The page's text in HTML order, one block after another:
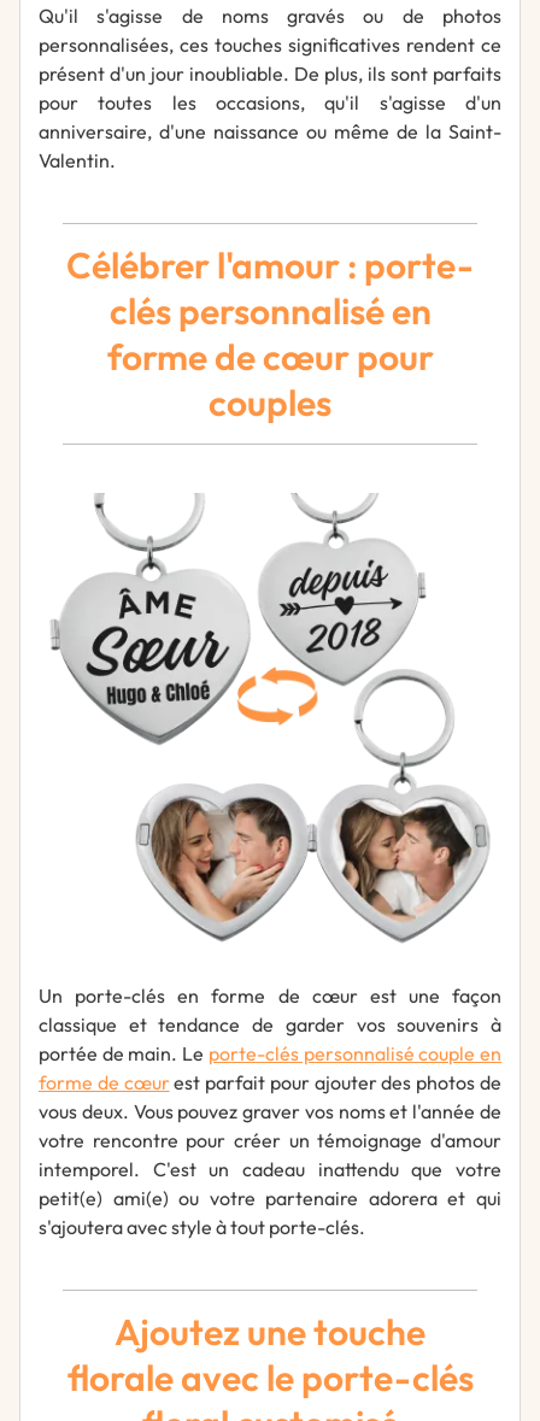
Qu'il s'agisse de noms gravés ou de photos
personnalisées, ces touches significatives rendent ce
présent d'un jour inoubliable. De plus, ils sont parfaits
pour toutes les occasions, qu'il s'agisse d'un
anniversaire, d'une naissance ou même de la Saint-
Valentin.
Célébrer l'amour : porte-
clés personnalisé en
forme de cœur pour
couples
Un porte-clés en forme de cœur est une façon
classique et tendance de garder vos souvenirs à
portée de main. Le porte-clés personnalisé couple en
forme de cœurest parfait pour ajouter des photos de
vous deux. Vous pouvez graver vos noms et l'année de
votre rencontre pour créer un témoignage d'amour
intemporel. C'est un cadeau inattendu que votre
petit(e) ami(e) ou votre partenaire adorera et qui
s'ajoutera avec style à tout porte-clés.
Ajoutez une touche
florale avec le porte-clés